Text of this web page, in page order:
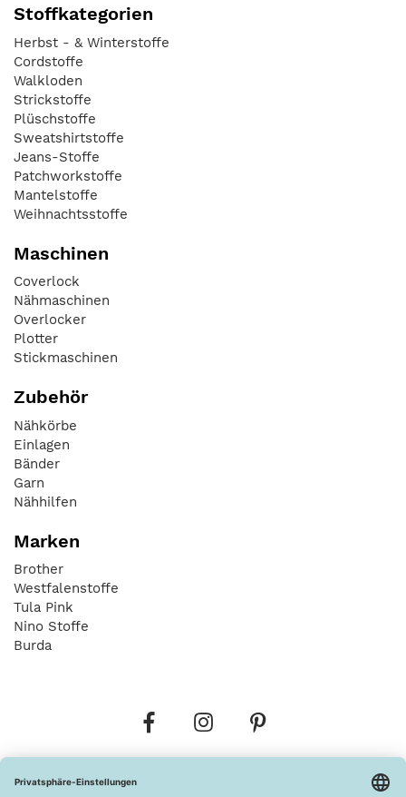
Stoffkategorien
Herbst - & Winterstoffe
Cordstoffe
Walkloden
Strickstoffe
Plüschstoffe
Sweatshirtstoffe
Jeans-Stoffe
Patchworkstoffe
Mantelstoffe
Weihnachtsstoffe
Maschinen
Coverlock
Nähmaschinen
Overlocker
Plotter
Stickmaschinen
Zubehör
Nähkörbe
Einlagen
Bänder
Garn
Nähhilfen
Marken
Brother
Westfalenstoffe
Tula Pink
Nino Stoffe
Burda